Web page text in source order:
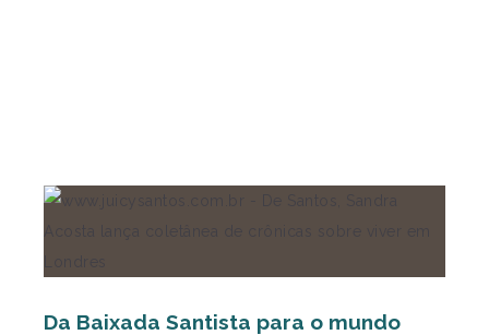
Da Baixada Santista para o mundo